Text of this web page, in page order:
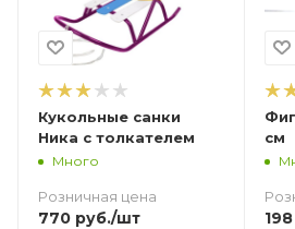
Кукольные санки
Ника с толкателем
Много
Розничная цена
770 руб./шт
см
198